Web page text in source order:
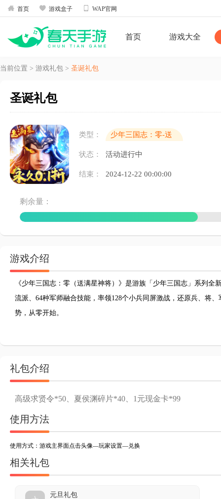
 首页  游戏盒子  WAP官网
首页 游戏大全
当前位置 > 游戏礼包 > 圣诞礼包
圣诞礼包
类型：
少年三国志：零-送
状态：
活动进行中
结束： 2024-12-22 00:00:00
剩余量：
游戏介绍
《少年三国志：零 （送满星神将） 》是游族「少年三国志」系列全
流派、64种军师融合技能，率领128个小兵同屏激战，还原兵、将
势，从零开始。
礼包介绍
高级求贤令*50、夏侯渊碎片*40、1元现金卡*99
使用方法
使用方式：游戏主界面点击头像—玩家设置—兑换
相关礼包
元旦礼包